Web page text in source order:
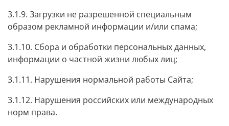
3.1.9. Загрузки не разрешенной специальным
образом рекламной информации и/или спама;
3.1.10. Сбора и обработки персональных данных,
информации о частной жизни любых лиц;
3.1.11. Нарушения нормальной работы Сайта;
3.1.12. Нарушения российских или международных
норм права.